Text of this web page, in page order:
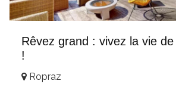
Rêvez grand : vivez la vie
!
Ropraz